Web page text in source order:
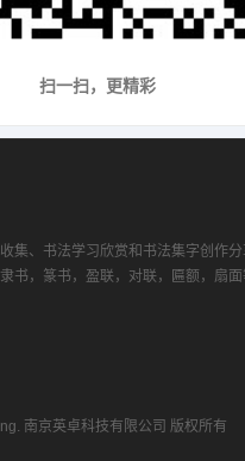
扫一扫，更精彩
集、书法学习欣赏和书法集字创作
书，篆书，盈联，对联，匾额，扇
南京英卓科技有限公司 版权所有